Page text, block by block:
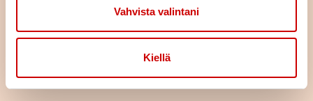
Vahvista valintani
Kiellä